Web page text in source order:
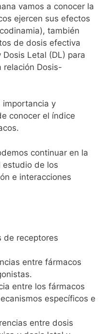
vamos a conocer la
ejercen sus efectos
también
de dosis efectiva
Dosis Letal (DL) para
relación Dosis-
importancia y
conocer el índice
continuar en la
estudio de los
e interacciones
de receptores
entre fármacos
entre los fármacos
específicos e
entre dosis